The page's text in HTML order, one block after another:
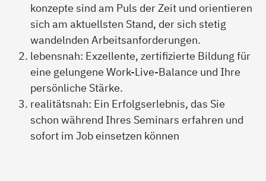
konzepte sind am Puls der Zeit und orientieren
sich am aktuellsten Stand, der sich stetig
wandelnden Arbeitsanforderungen.
lebensnah: Exzellente, zertifizierte Bildung für
eine gelungene Work-Live-Balance und Ihre
persönliche Stärke.
realitätsnah: Ein Erfolgserlebnis, das Sie
schon während Ihres Seminars erfahren und
sofort im Job einsetzen können